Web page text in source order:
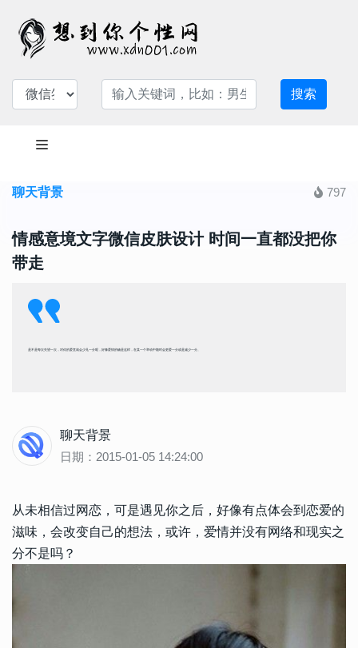
搜索
聊天背景 797
情感意境文字微信皮肤设计 时间一直都没把你
带走
是不是每次失望一次，对你的爱意就会少见一分呢，好像爱情的确是这样，在某一个举动中随时会更爱一分或是减少一分。
聊天背景
日期：2015-01-05 14:24:00
从未相信过网恋，可是遇见你之后，好像有点体会到恋爱的
滋味，会改变自己的想法，或许，爱情并没有网络和现实之
分不是吗？